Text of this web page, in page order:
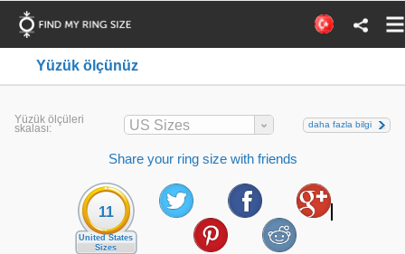
Yüzük ölçünüz
Yüzük ölçüleri
skalası: US Sizes daha fazla bilgi
Share your ring size with friends
11
United States
Sizes